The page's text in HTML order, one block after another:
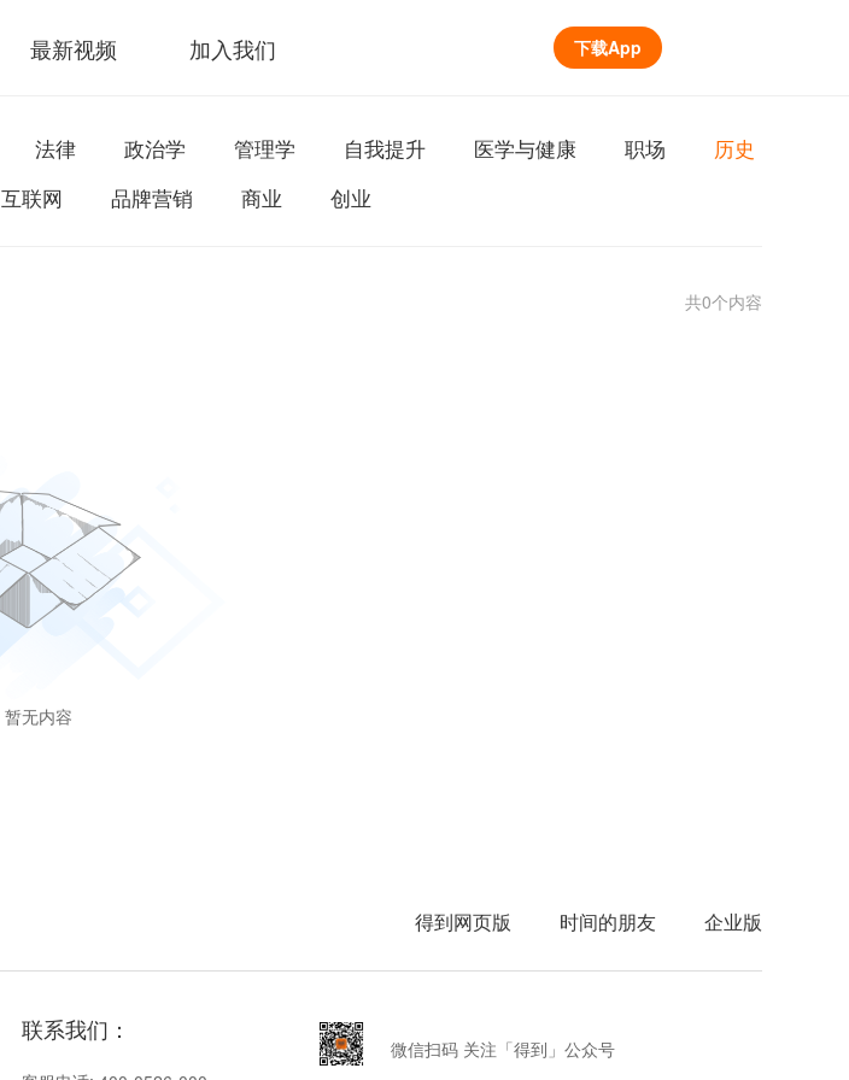
最新视频 加入我们 下载App
法律 政治学 管理学 自我提升 医学与健康 职场
历史
互联网 品牌营销 商业 创业
共0个内容
暂无内容
得到网页版 时间的朋友 企业版
联系我们：
微信扫码 关注「得到」公众号